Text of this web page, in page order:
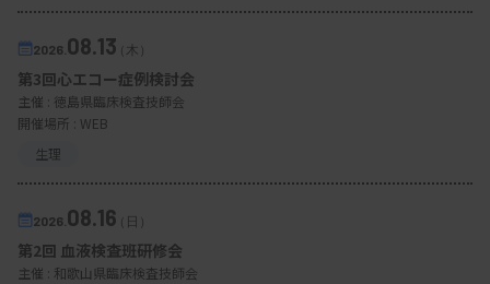
2026. 08.13（木）
第3回心エコー症例検討会
主催 : 徳島県臨床検査技師会
開催場所 : WEB
生理
2026. 08.16（日）
第2回 血液検査班研修会
主催 : 和歌山県臨床検査技師会